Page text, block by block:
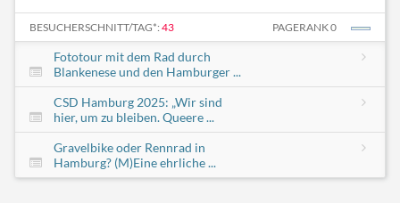
BESUCHERSCHNITT/TAG*: 43 PAGERANK 0
Fototour mit dem Rad durch
Blankenese und den Hamburger ...
CSD Hamburg 2025: „Wir sind
hier, um zu bleiben. Queere ...
Gravelbike oder Rennrad in
Hamburg? (M)Eine ehrliche ...